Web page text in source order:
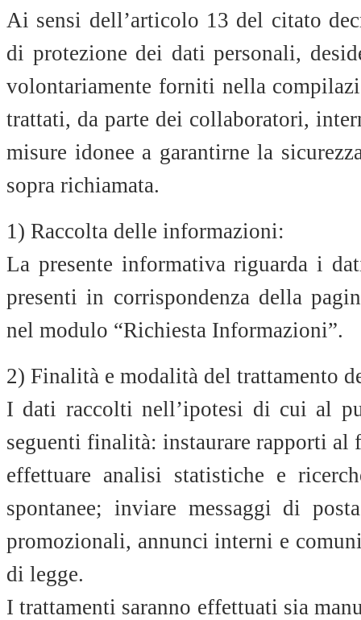
Ai sensi dell’articolo 13 del citato
di protezione dei dati personali,
volontariamente forniti nella
trattati, da parte dei collaboratori,
misure idonee a garantirne la
sopra richiamata.
1) Raccolta delle informazioni:
La presente informativa riguarda i
presenti in corrispondenza della
nel modulo “Richiesta Informazioni”.
2) Finalità e modalità del trattamento
I dati raccolti nell’ipotesi di cui al
seguenti finalità: instaurare rapporti
effettuare analisi statistiche e
spontanee; inviare messaggi di
promozionali, annunci interni e
di legge.
I trattamenti saranno effettuati sia